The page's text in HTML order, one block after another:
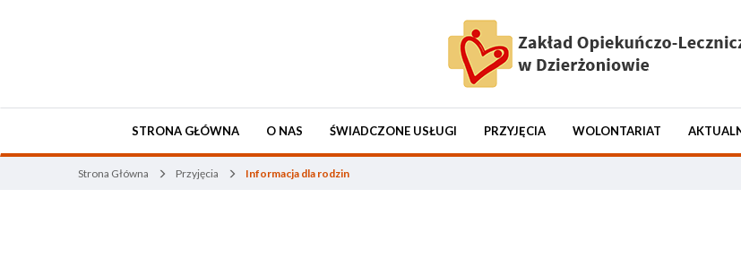
STRONA GŁÓWNA O NAS ŚWIADCZONE USŁUGI PRZYJĘCIA WOLONTARIAT
Strona Główna Przyjęcia Informacja dla rodzin